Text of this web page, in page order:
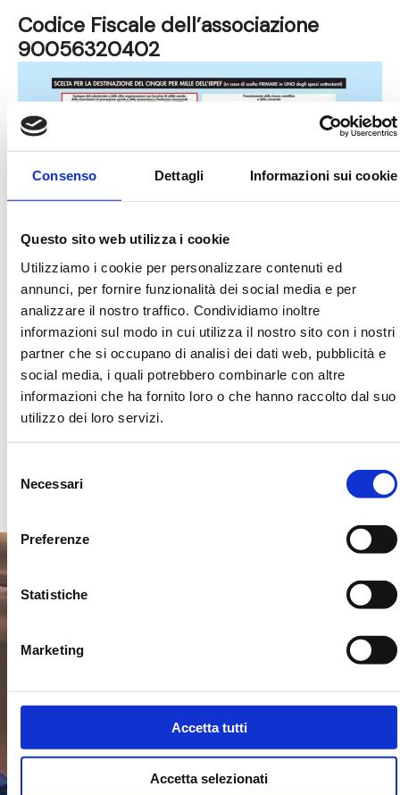
Consenso Dettagli Informazioni sui cookie
Questo sito web utilizza i cookie
Utilizziamo i cookie per personalizzare contenuti ed
annunci, per fornire funzionalità dei social media e per
analizzare il nostro traffico. Condividiamo inoltre
informazioni sul modo in cui utilizza il nostro sito con i nostri
partner che si occupano di analisi dei dati web, pubblicità e
social media, i quali potrebbero combinarle con altre
informazioni che ha fornito loro o che hanno raccolto dal suo
utilizzo dei loro servizi.
delNecessari
Preferenze
Statistiche
Marketing
Accetta tutti
Accetta selezionati
Codice Fiscale dell’associazione
90056320402
Nel 2019, con le donazioni del 5×1000
ammontanti a €8.858,33, abbiamo potuto
coprire per 6 mesi le spese della mensa
scolastica che prepara circa 250 pasti al giorno.
Dacci una mano e contribuisci a far sì che i pasti
siano molti di più!
Basta un gesto, non ti costa nulla. Per i nostri
bambini è il cibo di ogni giorno, spesso l’unico.
Iscriviti alla Newsletter
seguito alla mia richiesta. I dati personali saranno
trattati in conformità con l’informativa presente nella